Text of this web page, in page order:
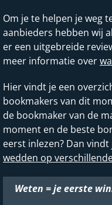
Om je te helpen je weg
aanbieders hebben wij
er een uitgebreide
meer informatie over
Hier vindt je een
bookmakers van dit
de bookmaker van de
moment en de beste
eerst inlezen? Dan vindt
wedden op
Weten = je eerste